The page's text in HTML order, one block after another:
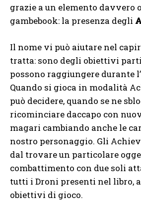
grazie a un elemento davvero
gambebook: la presenza degli
Il nome vi può aiutare nel
tratta: sono degli obiettivi
possono raggiungere durante
Quando si gioca in modalità
può decidere, quando se ne
ricominciare daccapo con
magari cambiando anche le
nostro personaggio. Gli
dal trovare un particolare
combattimento con due soli
tutti i Droni presenti nel libro,
obiettivi di gioco.